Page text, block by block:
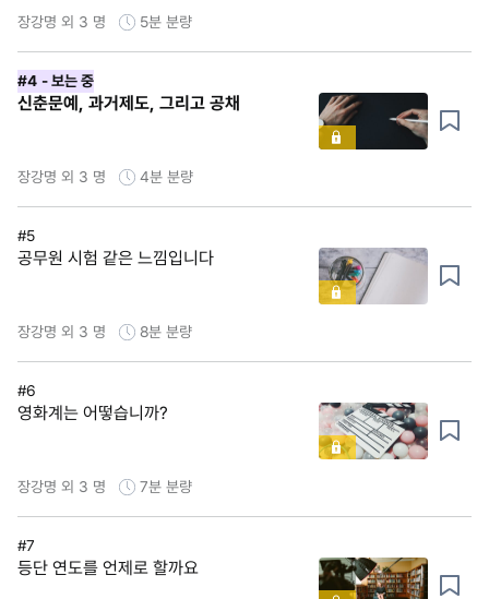
장강명 외 3 명 5분 분량
#4 - 보는 중
신춘문예, 과거제도, 그리고 공채
장강명 외 3 명 4분 분량
#5
공무원 시험 같은 느낌입니다
장강명 외 3 명 8분 분량
#6
영화계는 어떻습니까?
장강명 외 3 명 7분 분량
#7
등단 연도를 언제로 할까요